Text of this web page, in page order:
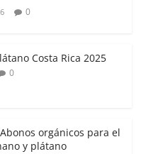
0
Costa Rica 2025
0
orgánicos para el
y plátano